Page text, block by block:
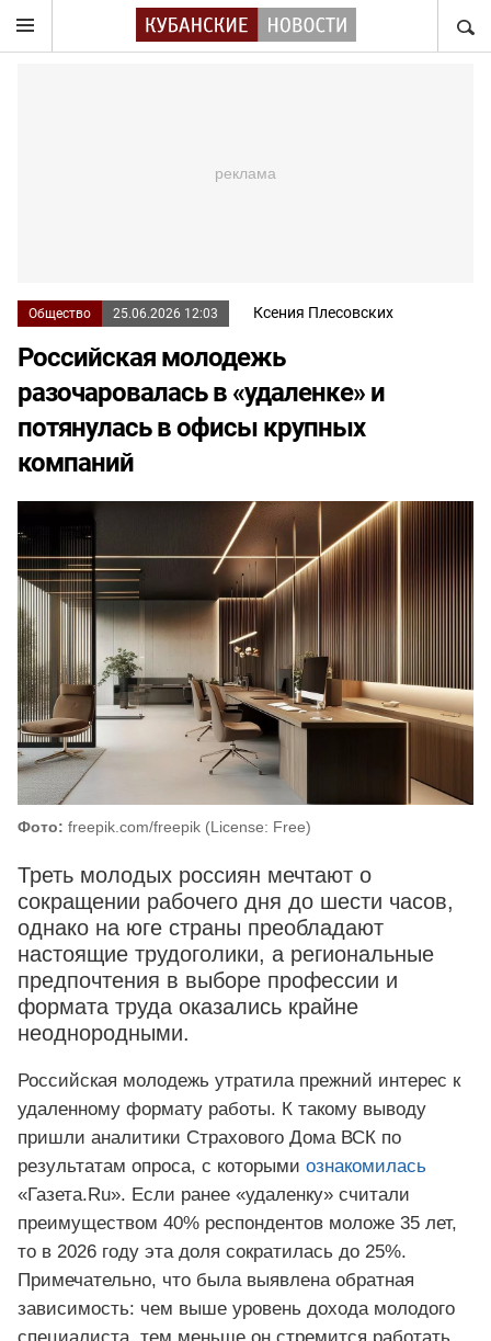
Общество 25.06.2026 12:03 Ксения Плесовских
Российская молодежь
разочаровалась в «удаленке» и
потянулась в офисы крупных
компаний
Фото: freepik.com/freepik (License: Free)
Треть молодых россиян мечтают о
сокращении рабочего дня до шести часов,
однако на юге страны преобладают
настоящие трудоголики, а региональные
предпочтения в выборе профессии и
формата труда оказались крайне
неоднородными.
Российская молодежь утратила прежний интерес к
удаленному формату работы. К такому выводу
пришли аналитики Страхового Дома ВСК по
результатам опроса, с которыми ознакомилась
«Газета.Ru». Если ранее «удаленку» считали
преимуществом 40% респондентов моложе 35 лет,
то в 2026 году эта доля сократилась до 25%.
Примечательно, что была выявлена обратная
зависимость: чем выше уровень дохода молодого